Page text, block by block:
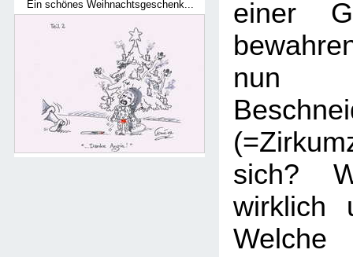
Ein schönes Weihnachtsgeschenk...
einer
nun
sich?
wirklich
Welche